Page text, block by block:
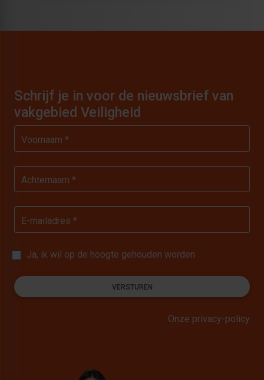
Schrijf je in voor de nieuwsbrief van
vakgebied Veiligheid
Voornaam *
Achternaam *
E-mailadres *
Ja, ik wil op de hoogte gehouden worden
VERSTUREN
Onze privacy-policy